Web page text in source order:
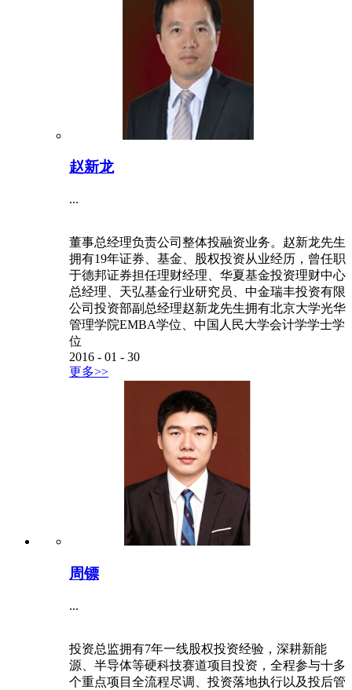
赵新龙
...
董事总经理负责公司整体投融资业务。赵新龙先生
拥有19年证券、基金、股权投资从业经历，曾任职
于德邦证券担任理财经理、华夏基金投资理财中心
总经理、天弘基金行业研究员、中金瑞丰投资有限
公司投资部副总经理赵新龙先生拥有北京大学光华
管理学院EMBA学位、中国人民大学会计学学士学
位
2016 - 01 - 30
更多>>
周镖
...
投资总监拥有7年一线股权投资经验，深耕新能
源、半导体等硬科技赛道项目投资，全程参与十多
个重点项目全流程尽调、投资落地执行以及投后管